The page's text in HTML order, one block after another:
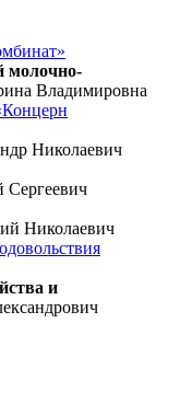
молочно-
Владимировна
Николаевич
Сергеевич
Николаевич
и